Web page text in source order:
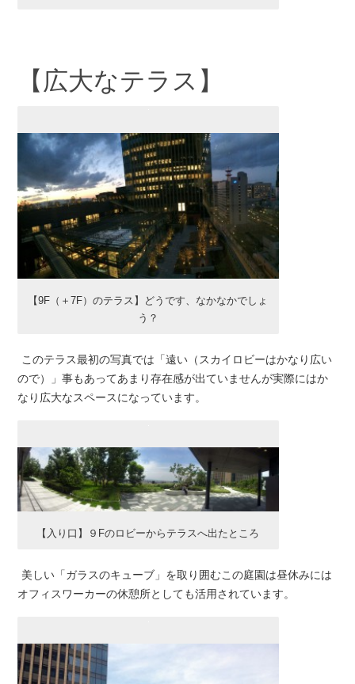
【広大なテラス】
【9F（＋7F）のテラス】どうです、なかなかでしょ
う？
このテラス最初の写真では「遠い（スカイロビーはかなり広い
ので）」事もあってあまり存在感が出ていませんが実際にはか
なり広大なスペースになっています。
【入り口】９Fのロビーからテラスへ出たところ
美しい「ガラスのキューブ」を取り囲むこの庭園は昼休みには
オフィスワーカーの休憩所としても活用されています。